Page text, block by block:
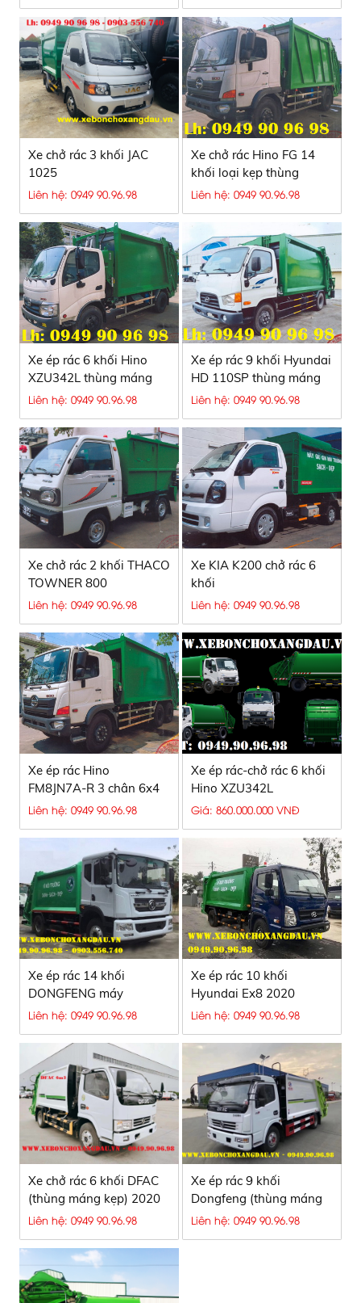
Xe chở rác 3 khối JAC
1025
Liên hệ: 0949 90.96.98
Xe chở rác Hino FG 14
khối loại kẹp thùng
Liên hệ: 0949 90.96.98
Xe ép rác 6 khối Hino
XZU342L thùng máng
kẹp
Liên hệ: 0949 90.96.98
Xe ép rác 9 khối Hyundai
HD 110SP thùng máng
xúc
Liên hệ: 0949 90.96.98
Xe chở rác 2 khối THACO
TOWNER 800
Liên hệ: 0949 90.96.98
Xe KIA K200 chở rác 6
khối
Liên hệ: 0949 90.96.98
Xe ép rác Hino
FM8JN7A-R 3 chân 6x4
Liên hệ: 0949 90.96.98
Xe ép rác-chở rác 6 khối
Hino XZU342L
Giá: 860.000.000 VNĐ
Xe ép rác 14 khối
DONGFENG máy
CUMMINS
Liên hệ: 0949 90.96.98
Xe ép rác 10 khối
Hyundai Ex8 2020
Liên hệ: 0949 90.96.98
Xe chở rác 6 khối DFAC
(thùng máng kẹp) 2020
Liên hệ: 0949 90.96.98
Xe ép rác 9 khối
Dongfeng (thùng máng
kẹp)
Liên hệ: 0949 90.96.98